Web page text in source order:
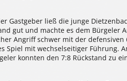
Gastgeber ließ die junge
gut und machte es dem Bürgeler
Angriff schwer mit der
Spiel mit wechselseitiger Führung.
konnten den 7:8 Rückstand zu